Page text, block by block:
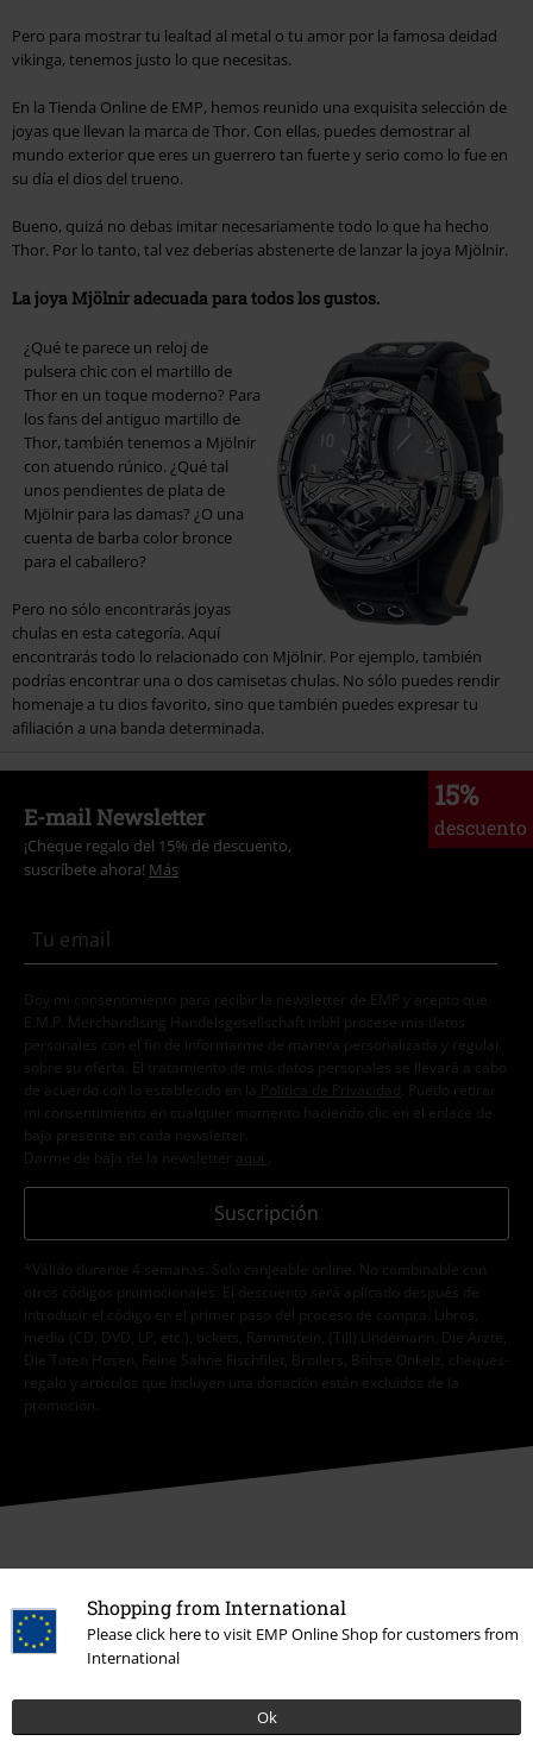
Shopping from International
Please click here to visit EMP Online Shop for customers from
International
Ok
Pero para mostrar tu lealtad al metal o tu amor por la famosa deidad
vikinga, tenemos justo lo que necesitas.
En la Tienda Online de EMP, hemos reunido una exquisita selección de
joyas que llevan la marca de Thor. Con ellas, puedes demostrar al
mundo exterior que eres un guerrero tan fuerte y serio como lo fue en
su día el dios del trueno.
Bueno, quizá no debas imitar necesariamente todo lo que ha hecho
Thor. Por lo tanto, tal vez deberías abstenerte de lanzar la joya Mjölnir.
La joya Mjölnir adecuada para todos los gustos.
¿Qué te parece un reloj de
pulsera chic con el martillo de
Thor en un toque moderno? Para
los fans del antiguo martillo de
Thor, también tenemos a Mjölnir
con atuendo rúnico. ¿Qué tal
unos pendientes de plata de
Mjölnir para las damas? ¿O una
cuenta de barba color bronce
para el caballero?
Pero no sólo encontrarás joyas
chulas en esta categoría. Aquí
encontrarás todo lo relacionado con Mjölnir. Por ejemplo, también
podrías encontrar una o dos camisetas chulas. No sólo puedes rendir
homenaje a tu dios favorito, sino que también puedes expresar tu
afiliación a una banda determinada.
15%
descuento
E-mail Newsletter
¡Cheque regalo del 15% de descuento,
suscríbete ahora! Más
Doy mi consentimiento para recibir la newsletter de EMP y acepto que
E.M.P. Merchandising Handelsgesellschaft mbH procese mis datos
personales con el fin de informarme de manera personalizada y regular
sobre su oferta. El tratamiento de mis datos personales se llevará a cabo
de acuerdo con lo establecido en la
Política de Privacidad . Puedo retirar
mi consentimiento en cualquier momento haciendo clic en el enlace de
baja presente en cada newsletter.
Darme de baja de la newsletter
aquí
Suscripción
*Válido durante 4 semanas. Solo canjeable online. No combinable con
otros códigos promocionales. El descuento será aplicado después de
introducir el código en el primer paso del proceso de compra. Libros,
media (CD, DVD, LP, etc.), tickets, Rammstein, (Till) Lindemann, Die Ärzte,
Die Toten Hosen, Feine Sahne Fischfilet, Broilers, Böhse Onkelz, cheques-
regalo y artículos que incluyen una donación están excluidos de la
promoción.
disposición
Nos puedes contactar por teléfono de las 09:00 hasta las 17:00.Más
información
Chat